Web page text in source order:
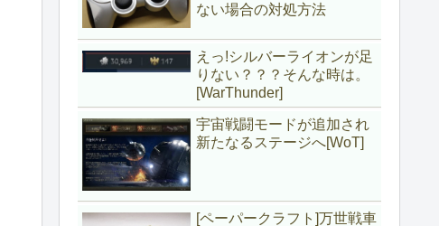
ない場合の対処方法
えっ!シルバーライオンが足
りない？？？そんな時は。
[WarThunder]
宇宙戦闘モードが追加され
新たなるステージへ[WoT]
[ペーパークラフト]万世戦車